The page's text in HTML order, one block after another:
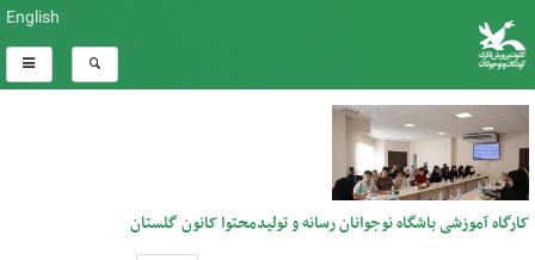
English
کارگاه آموزشی باشگاه نوجوانان رسانه و تولیدمحتوا کانون گلستان